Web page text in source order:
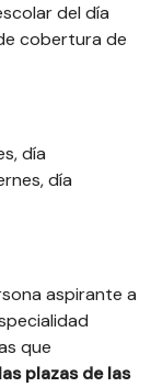
del día
cobertura de
día
día
aspirante a
que
plazas de las